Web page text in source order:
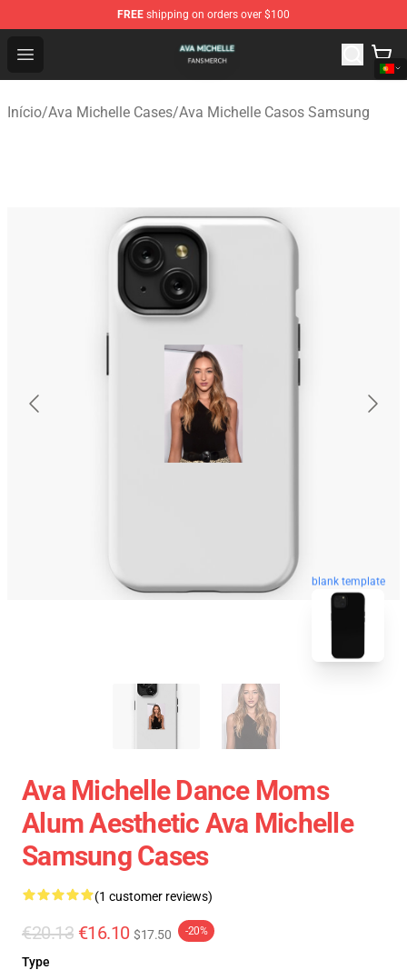
FREE shipping on orders over $100
Open menu
Ava Michelle Shop - Official Ava Michelle Merchandise
Início/Ava Michelle Cases/Ava Michelle Casos Samsung
blank template
Ava Michelle Dance Moms
Alum Aesthetic Ava Michelle
Samsung Cases
(1 customer reviews)
€20.13 €16.10 $17.50 -20%
Type